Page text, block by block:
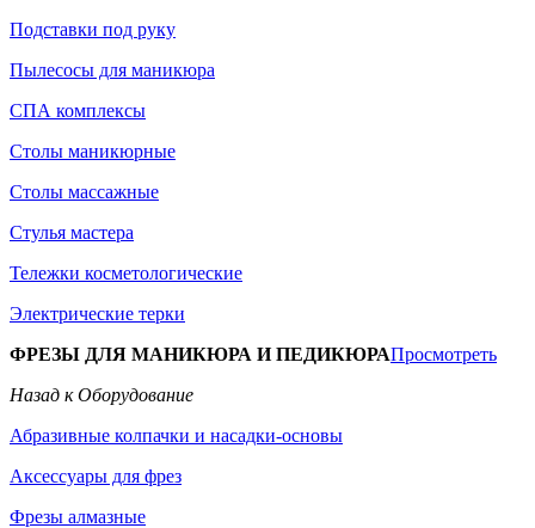
Подставки под руку
Пылесосы для маникюра
СПА комплексы
Столы маникюрные
Столы массажные
Стулья мастера
Тележки косметологические
Электрические терки
ФРЕЗЫ ДЛЯ МАНИКЮРА И ПЕДИКЮРАПросмотреть
Назад к Оборудование
Абразивные колпачки и насадки-основы
Аксессуары для фрез
Фрезы алмазные